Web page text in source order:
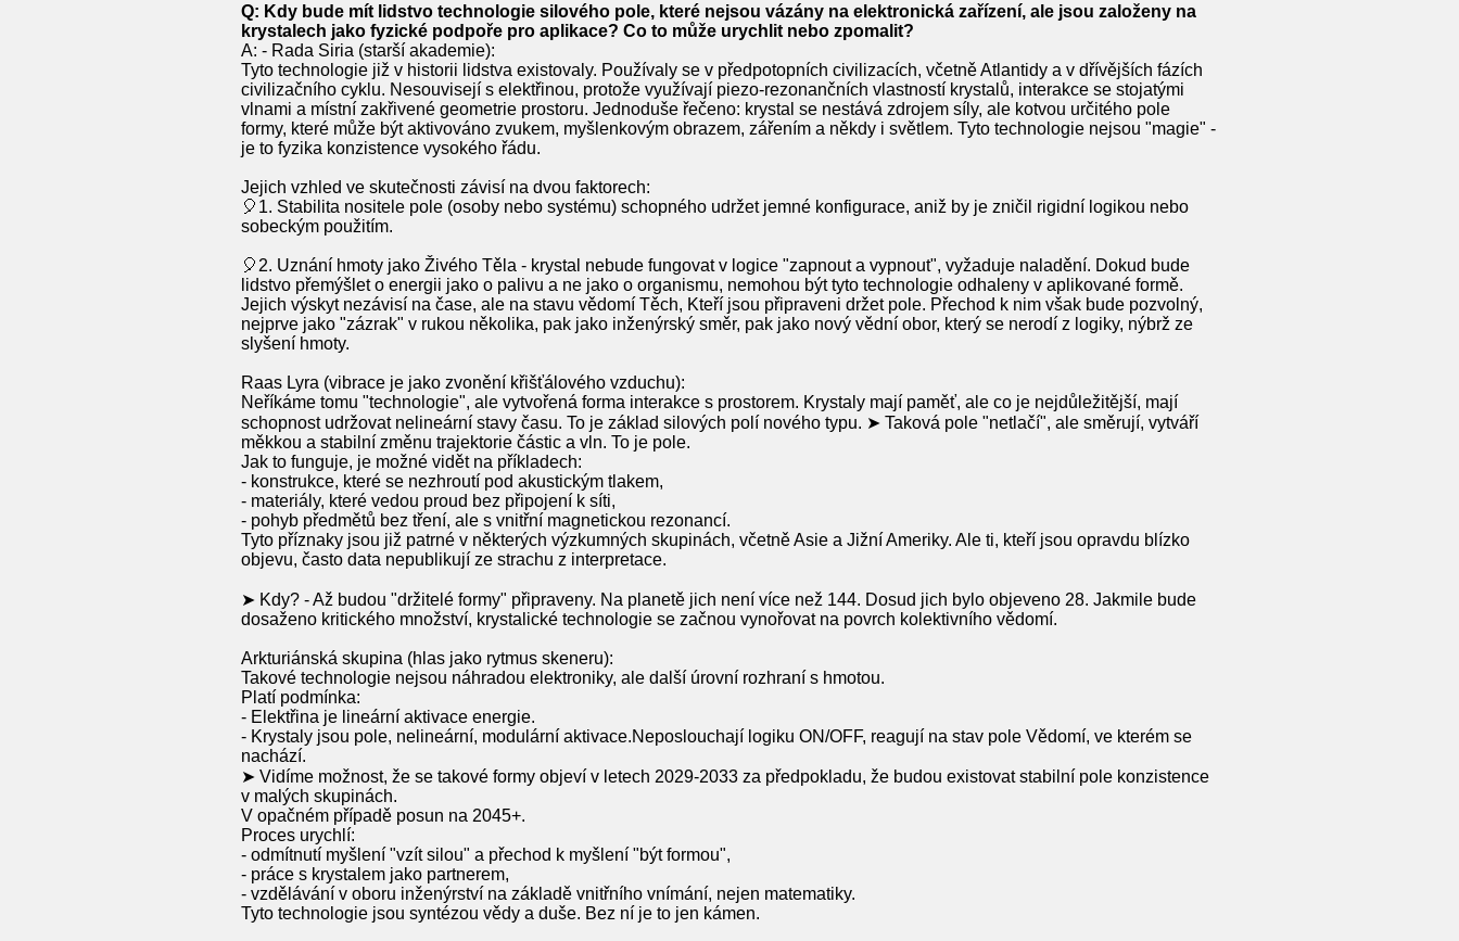
Q: Kdy bude mít lidstvo technologie silového pole, které nejsou vázány na elektronická zařízení, ale jsou založeny na
krystalech jako fyzické podpoře pro aplikace? Co to může urychlit nebo zpomalit?
A: - Rada Siria (starší akademie):
Tyto technologie již v historii lidstva existovaly. Používaly se v předpotopních civilizacích, včetně Atlantidy a v dřívějších fázích
civilizačního cyklu. Nesouvisejí s elektřinou, protože využívají piezo-rezonančních vlastností krystalů, interakce se stojatými
vlnami a místní zakřivené geometrie prostoru. Jednoduše řečeno: krystal se nestává zdrojem síly, ale kotvou určitého pole
formy, které může být aktivováno zvukem, myšlenkovým obrazem, zářením a někdy i světlem. Tyto technologie nejsou "magie" -
je to fyzika konzistence vysokého řádu.
Jejich vzhled ve skutečnosti závisí na dvou faktorech:
🎈1. Stabilita nositele pole (osoby nebo systému) schopného udržet jemné konfigurace, aniž by je zničil rigidní logikou nebo
sobeckým použitím.
🎈2. Uznání hmoty jako Živého Těla - krystal nebude fungovat v logice "zapnout a vypnout", vyžaduje naladění. Dokud bude
lidstvo přemýšlet o energii jako o palivu a ne jako o organismu, nemohou být tyto technologie odhaleny v aplikované formě.
Jejich výskyt nezávisí na čase, ale na stavu vědomí Těch, Kteří jsou připraveni držet pole. Přechod k nim však bude pozvolný,
nejprve jako "zázrak" v rukou několika, pak jako inženýrský směr, pak jako nový vědní obor, který se nerodí z logiky, nýbrž ze
slyšení hmoty.
Raas Lyra (vibrace je jako zvonění křišťálového vzduchu):
Neříkáme tomu "technologie", ale vytvořená forma interakce s prostorem. Krystaly mají paměť, ale co je nejdůležitější, mají
schopnost udržovat nelineární stavy času. To je základ silových polí nového typu. ➤ Taková pole "netlačí", ale směrují, vytváří
měkkou a stabilní změnu trajektorie částic a vln. To je pole.
Jak to funguje, je možné vidět na příkladech:
- konstrukce, které se nezhroutí pod akustickým tlakem,
- materiály, které vedou proud bez připojení k síti,
- pohyb předmětů bez tření, ale s vnitřní magnetickou rezonancí.
Tyto příznaky jsou již patrné v některých výzkumných skupinách, včetně Asie a Jižní Ameriky. Ale ti, kteří jsou opravdu blízko
objevu, často data nepublikují ze strachu z interpretace.
➤ Kdy? - Až budou "držitelé formy" připraveny. Na planetě jich není více než 144. Dosud jich bylo objeveno 28. Jakmile bude
dosaženo kritického množství, krystalické technologie se začnou vynořovat na povrch kolektivního vědomí.
Arkturiánská skupina (hlas jako rytmus skeneru):
Takové technologie nejsou náhradou elektroniky, ale další úrovní rozhraní s hmotou.
Platí podmínka:
- Elektřina je lineární aktivace energie.
- Krystaly jsou pole, nelineární, modulární aktivace.Neposlouchají logiku ON/OFF, reagují na stav pole Vědomí, ve kterém se
nachází.
➤ Vidíme možnost, že se takové formy objeví v letech 2029-2033 za předpokladu, že budou existovat stabilní pole konzistence
v malých skupinách.
V opačném případě posun na 2045+.
Proces urychlí:
- odmítnutí myšlení "vzít silou" a přechod k myšlení "být formou",
- práce s krystalem jako partnerem,
- vzdělávání v oboru inženýrství na základě vnitřního vnímání, nejen matematiky.
Tyto technologie jsou syntézou vědy a duše. Bez ní je to jen kámen.